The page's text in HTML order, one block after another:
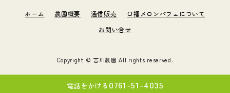
電話をかける 0761-51-4035
ホーム 農園概要 通信販売
口福メロンパフェについて
お問い合せ
Copyright © 吉川農園 All rights reserved.